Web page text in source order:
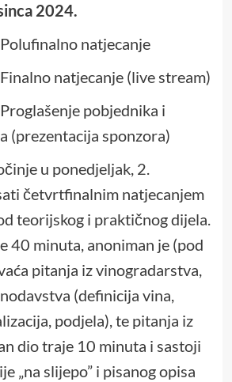
2024.
natjecanje
natjecanje (live stream)
pobjednika i
(prezentacija sponzora)
u ponedjeljak, 2.
četvrtfinalnim natjecanjem
teorijskog i praktičnog dijela.
40 minuta, anoniman je (pod
pitanja iz vinogradarstva,
(definicija vina,
podjela), te pitanja iz
dio traje 10 minuta i sastoji
„na slijepo” i pisanog opisa